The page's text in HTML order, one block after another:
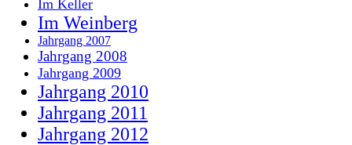
Im Keller
Im Weinberg
Jahrgang 2007
Jahrgang 2008
Jahrgang 2009
Jahrgang 2010
Jahrgang 2011
Jahrgang 2012